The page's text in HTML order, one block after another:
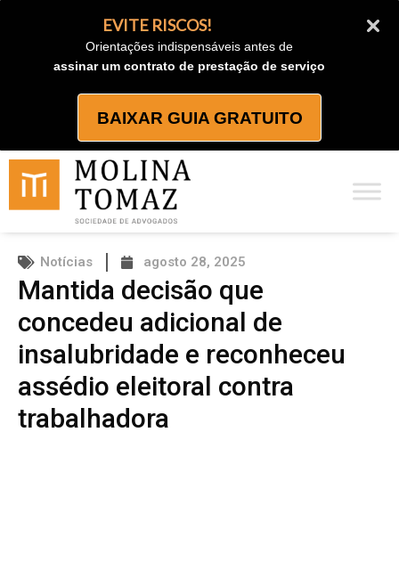
EVITE RISCOS!
Orientações indispensáveis antes de
assinar um contrato de prestação de serviço
BAIXAR GUIA GRATUITO
Notícias agosto 28, 2025
Mantida decisão que
concedeu adicional de
insalubridade e reconheceu
assédio eleitoral contra
trabalhadora